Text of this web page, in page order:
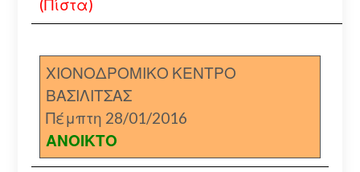
(Πίστα)
ΧΙΟΝΟΔΡΟΜΙΚΟ ΚΕΝΤΡΟ
ΒΑΣΙΛΙΤΣΑΣ
Πέμπτη 28/01/2016
ΑΝΟΙΚΤΟ